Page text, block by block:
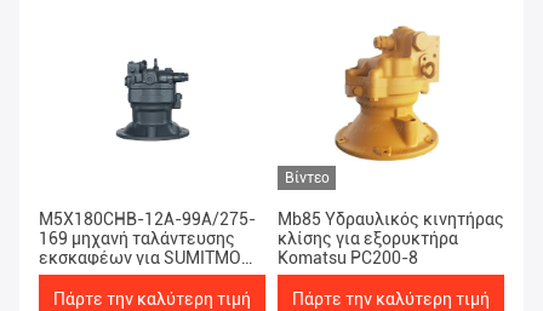
M5X180CHB-12A-99A/275-
169 μηχανή ταλάντευσης
εκσκαφέων για SUMITMO
sh240-5
Πάρτε την καλύτερη τιμή
Βίντεο
Mb85 Υδραυλικός κινητήρας
κλίσης για εξορυκτήρα
Komatsu PC200-8
Πάρτε την καλύτερη τιμή